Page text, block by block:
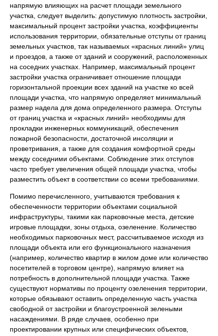
напрямую влияющих на расчет площади земельного
участка, следует выделить: допустимую плотность застройки,
максимальный процент застройки участка, коэффициенты
использования территории, обязательные отступы от границ
земельных участков, так называемых «красных линий» улиц
и проездов, а также от зданий и сооружений, расположенных
на соседних участках. Например, максимальный процент
застройки участка ограничивает отношение площади
горизонтальной проекции всех зданий на участке ко всей
площади участка, что напрямую определяет минимальный
размер надела для дома определенного размера. Отступы
от границ участка и «красных линий» необходимы для
прокладки инженерных коммуникаций, обеспечения
пожарной безопасности, достаточной инсоляции и
проветривания, а также для создания комфортной среды
между соседними объектами. Соблюдение этих отступов
часто требует увеличения общей площади участка, чтобы
разместить объект в соответствии со всеми требованиями.
Помимо перечисленного, учитываются требования к
обеспеченности территории объектами социальной
инфраструктуры, такими как парковочные места, детские
игровые площадки, зоны отдыха, озеленение. Количество
необходимых парковочных мест, рассчитываемое исходя из
площади объекта или его функционального назначения
(например, количество квартир в жилом доме или количество
посетителей в торговом центре), напрямую влияет на
потребность в дополнительной площади участка. Также
существуют нормативы по проценту озеленения территории,
которые обязывают оставить определенную часть участка
свободной от застройки и благоустроенной зелеными
насаждениями. В ряде случаев, особенно при
проектировании крупных или специфических объектов,